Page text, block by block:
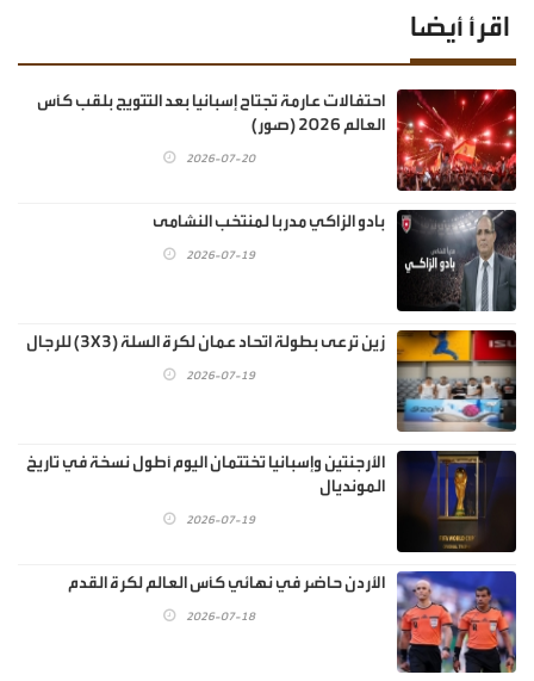
اقرأ أيضا
احتفالات عارمة تجتاح إسبانيا بعد التتويج بلقب كأس
العالم 2026 (صور)
2026-07-20
بادو الزاكي مدربا لمنتخب النشامى
2026-07-19
زين ترعى بطولة اتحاد عمان لكرة السلة (3X3) للرجال
2026-07-19
الأرجنتين وإسبانيا تختتمان اليوم أطول نسخة في تاريخ
المونديال
2026-07-19
الأردن حاضر في نهائي كأس العالم لكرة القدم
2026-07-18